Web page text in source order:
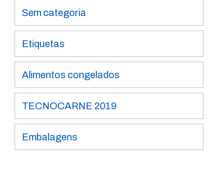
Sem categoria
Etiquetas
Alimentos congelados
TECNOCARNE 2019
Embalagens